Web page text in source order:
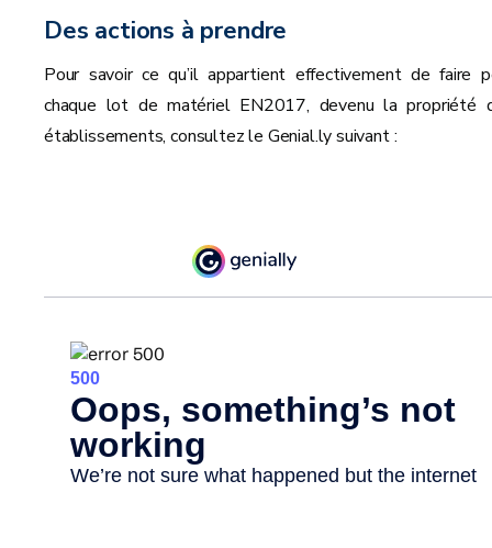
Des actions à prendre
Pour savoir ce qu’il appartient effectivement de faire
chaque lot de matériel EN2017, devenu la propriété
établissements, consultez le Genial.ly suivant :